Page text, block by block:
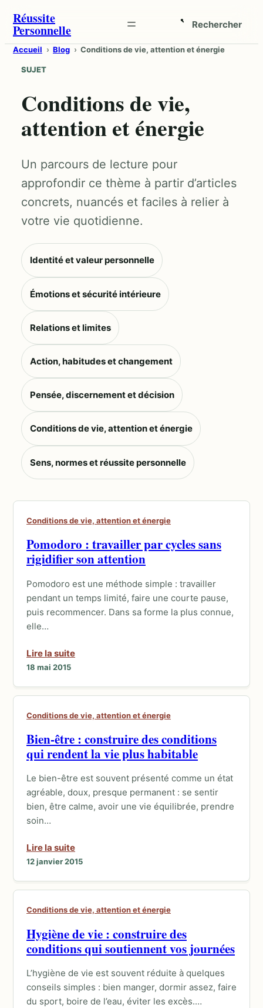
Aller
au
contenu
Réussite
Personnelle Rechercher
Ouvrir
la
Accueil Blog Conditions de vie, attention et énergie
SUJET
Conditions de vie,
attention et énergie
Un parcours de lecture pour
approfondir ce thème à partir d’articles
concrets, nuancés et faciles à relier à
votre vie quotidienne.
Identité et valeur personnelle
Émotions et sécurité intérieure
Relations et limites
Action, habitudes et changement
Pensée, discernement et décision
Conditions de vie, attention et énergie
Sens, normes et réussite personnelle
Conditions de vie, attention et énergie
Pomodoro : travailler par cycles sans
rigidifier son attention
Pomodoro est une méthode simple : travailler
pendant un temps limité, faire une courte pause,
puis recommencer. Dans sa forme la plus connue,
elle…
Lire la suite
18 mai 2015
Conditions de vie, attention et énergie
Bien-être : construire des conditions
qui rendent la vie plus habitable
Le bien-être est souvent présenté comme un état
agréable, doux, presque permanent : se sentir
bien, être calme, avoir une vie équilibrée, prendre
soin…
Lire la suite
12 janvier 2015
Conditions de vie, attention et énergie
Hygiène de vie : construire des
conditions qui soutiennent vos journées
L’hygiène de vie est souvent réduite à quelques
conseils simples : bien manger, dormir assez, faire
du sport, boire de l’eau, éviter les excès.…